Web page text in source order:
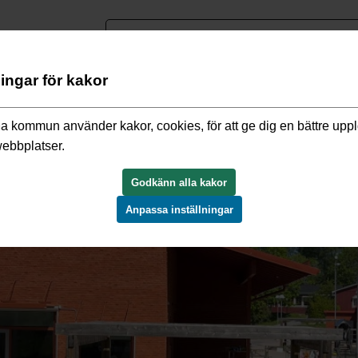
för kakor
kommun använder kakor, cookies, för att ge dig en bättre
Godkänn alla kakor
Anpassa inställningar